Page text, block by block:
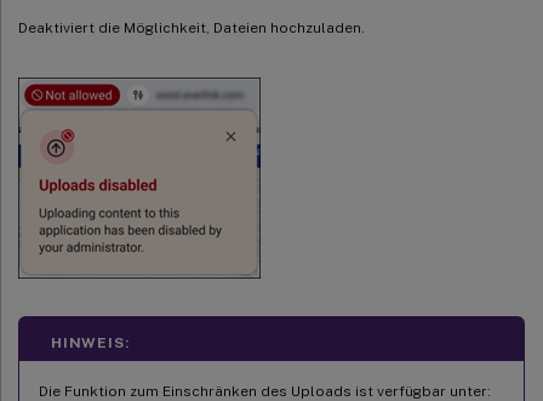
Deaktiviert die Möglichkeit, Dateien hochzuladen.
HINWEIS:
Die Funktion zum Einschränken des Uploads ist verfügbar unter: